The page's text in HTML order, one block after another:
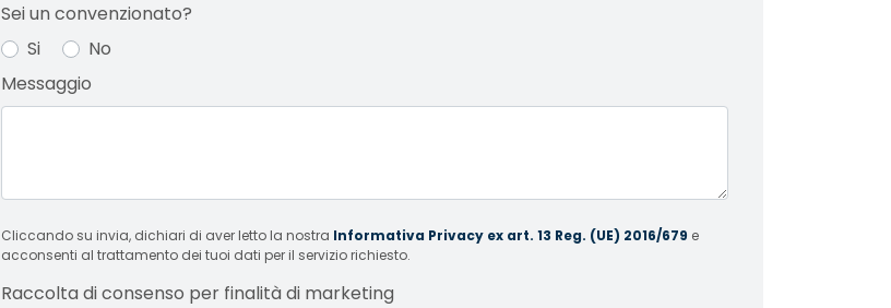
Sei un convenzionato?
Si
No
Messaggio
Cliccando su invia, dichiari di aver letto la nostra Informativa Privacy ex art. 13 Reg. (UE) 2016/679 e
acconsenti al trattamento dei tuoi dati per il servizio richiesto.
Raccolta di consenso per finalità di marketing